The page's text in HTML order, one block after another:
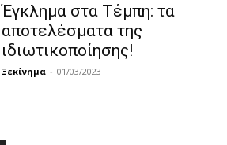
Έγκλημα στα Τέμπη: τα
αποτελέσματα της
ιδιωτικοποίησης!
Ξεκίνημα - 01/03/2023